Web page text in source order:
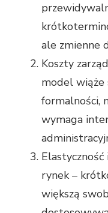
ale zmienne
Koszty
model wiąże
formalności,
wymaga
rynek –
większą